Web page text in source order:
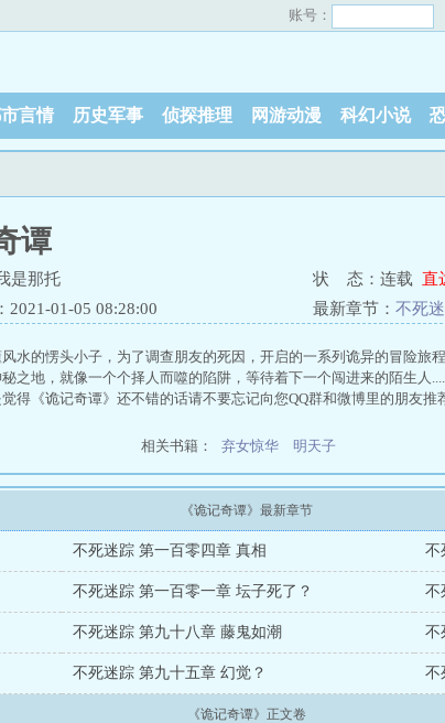
账号：
言情 历史军事 侦探推理 网游动漫 科幻小说
谭
是那托 状 态：连载 直
2021-01-05 08:28:00
最新章节： 不死
水的愣头小子，为了调查朋友的死因，开启的一系列诡异的冒险旅
之地，就像一个个择人而噬的陷阱，等待着下一个闯进来的陌生人
得《诡记奇谭》还不错的话请不要忘记向您QQ群和微博里的朋友推
相关书籍： 弃女惊华 明天子
《诡记奇谭》最新章节
不死迷踪 第一百零四章 真相 不
不死迷踪 第一百零一章 坛子死了？ 不
不死迷踪 第九十八章 藤鬼如潮 不
不死迷踪 第九十五章 幻觉？ 不
《诡记奇谭》正文卷